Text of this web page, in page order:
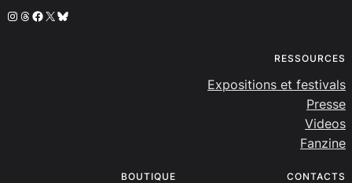
Instagram
Threads
Facebook
X Bluesky
RESSOURCES
Expositions et festivals
Presse
Videos
Fanzine
BOUTIQUE CONTACTS